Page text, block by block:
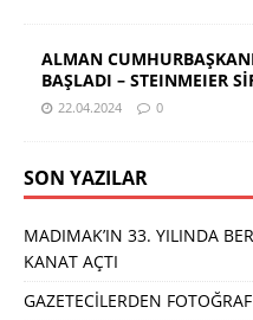
ALMAN
BAŞLADI – STEINMEIER
22.04.2024 0
SON YAZILAR
MADIMAK’IN 33. YILINDA
KANAT AÇTI
GAZETECİLERDEN